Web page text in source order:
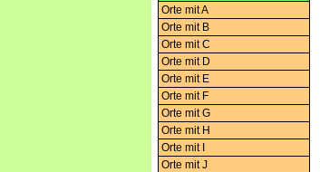
Orte mit A
Orte mit B
Orte mit C
Orte mit D
Orte mit E
Orte mit F
Orte mit G
Orte mit H
Orte mit I
Orte mit J